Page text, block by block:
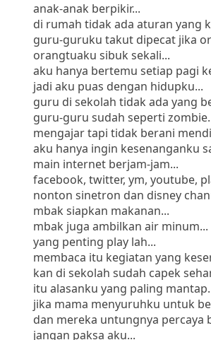
anak-anak berpikir...
di rumah tidak ada aturan yang
guru-guruku takut dipecat jika
orangtuaku sibuk sekali...
aku hanya bertemu setiap pagi
jadi aku puas dengan hidupku...
guru di sekolah tidak ada yang
guru-guru sudah seperti
mengajar tapi tidak berani
aku hanya ingin kesenanganku
main internet berjam-jam...
facebook, twitter, ym, youtube,
nonton sinetron dan disney
mbak siapkan makanan...
mbak juga ambilkan air minum...
yang penting play lah...
membaca itu kegiatan yang
kan di sekolah sudah capek
itu alasanku yang paling
jika mama menyuruhku untuk
dan mereka untungnya percaya
jangan paksa aku...